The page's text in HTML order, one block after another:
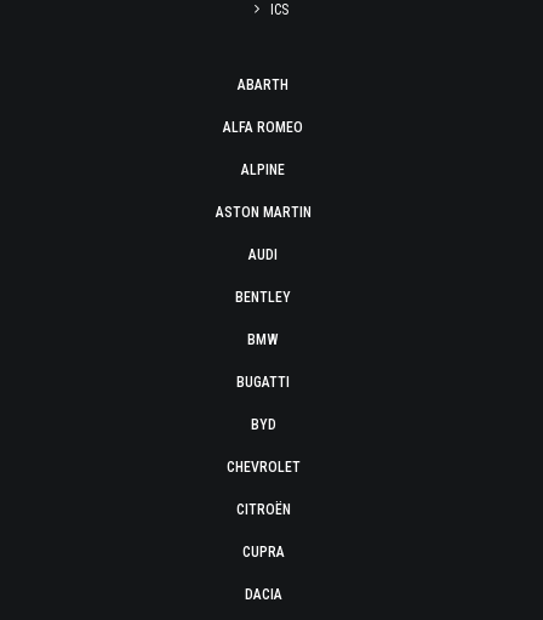
ICS
ABARTH
ALFA ROMEO
ALPINE
ASTON MARTIN
AUDI
BENTLEY
BMW
BUGATTI
BYD
CHEVROLET
CITROËN
CUPRA
DACIA